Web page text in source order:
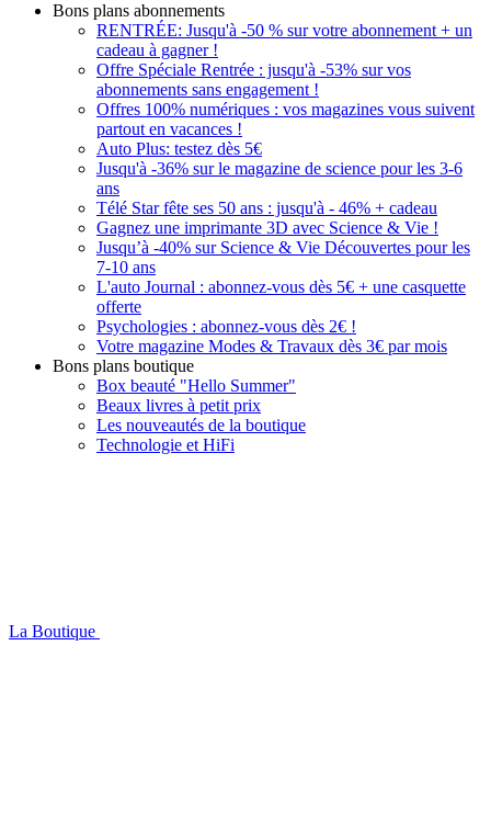
Bons plans abonnements
RENTRÉE: Jusqu'à -50 % sur votre abonnement + un
cadeau à gagner !
Offre Spéciale Rentrée : jusqu'à -53% sur vos
abonnements sans engagement !
Offres 100% numériques : vos magazines vous suivent
partout en vacances !
Auto Plus: testez dès 5€
Jusqu'à -36% sur le magazine de science pour les 3-6
ans
Télé Star fête ses 50 ans : jusqu'à - 46% + cadeau
Gagnez une imprimante 3D avec Science & Vie !
Jusqu’à -40% sur Science & Vie Découvertes pour les
7-10 ans
L'auto Journal : abonnez-vous dès 5€ + une casquette
offerte
Psychologies : abonnez-vous dès 2€ !
Votre magazine Modes & Travaux dès 3€ par mois
Bons plans boutique
Box beauté "Hello Summer"
Beaux livres à petit prix
Les nouveautés de la boutique
Technologie et HiFi
La Boutique